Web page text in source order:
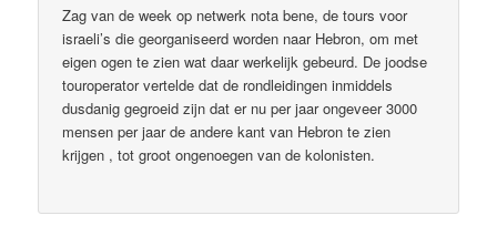
Zag van de week op netwerk nota bene, de tours voor
israeli’s die georganiseerd worden naar Hebron, om met
eigen ogen te zien wat daar werkelijk gebeurd. De joodse
touroperator vertelde dat de rondleidingen inmiddels
dusdanig gegroeid zijn dat er nu per jaar ongeveer 3000
mensen per jaar de andere kant van Hebron te zien
krijgen , tot groot ongenoegen van de kolonisten.